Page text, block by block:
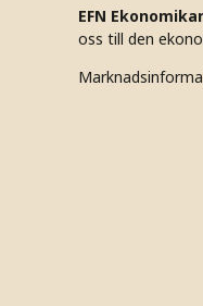
EFN
oss till den